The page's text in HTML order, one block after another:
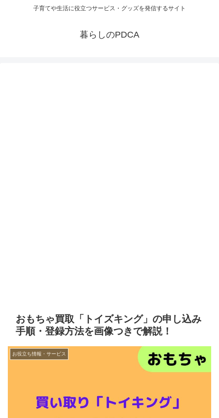
子育てや生活に役立つサービス・グッズを発信するサイト
暮らしのPDCA
おもちゃ買取「トイズキング」の申し込み
手順・登録方法を画像つきで解説！
お役立ち情報・サービス